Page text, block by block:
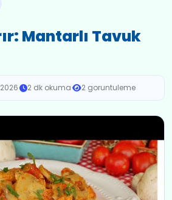
Mantarlı Tavuk
· 2 dk okuma· 2 goruntuleme